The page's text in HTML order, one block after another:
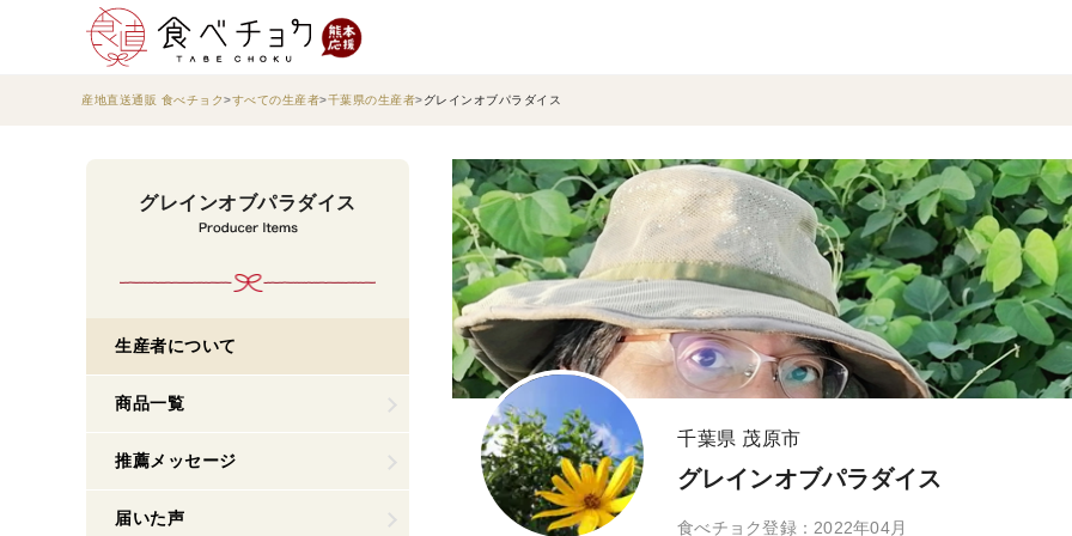
産地直送通販 食べチョク すべての生産者 千葉県の生産者 グレインオブパラダイス
千葉県 茂原市
グレインオブパラダイス
食べチョク登録：2022年04月
グレインオブパラダイス
生産者について
商品一覧
推薦メッセージ
届いた声